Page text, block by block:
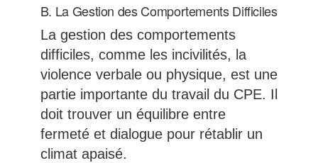
B. La Gestion des Comportements Difficiles
La gestion des comportements
difficiles, comme les incivilités, la
violence verbale ou physique, est une
partie importante du travail du CPE. Il
doit trouver un équilibre entre
fermeté et dialogue pour rétablir un
climat apaisé.